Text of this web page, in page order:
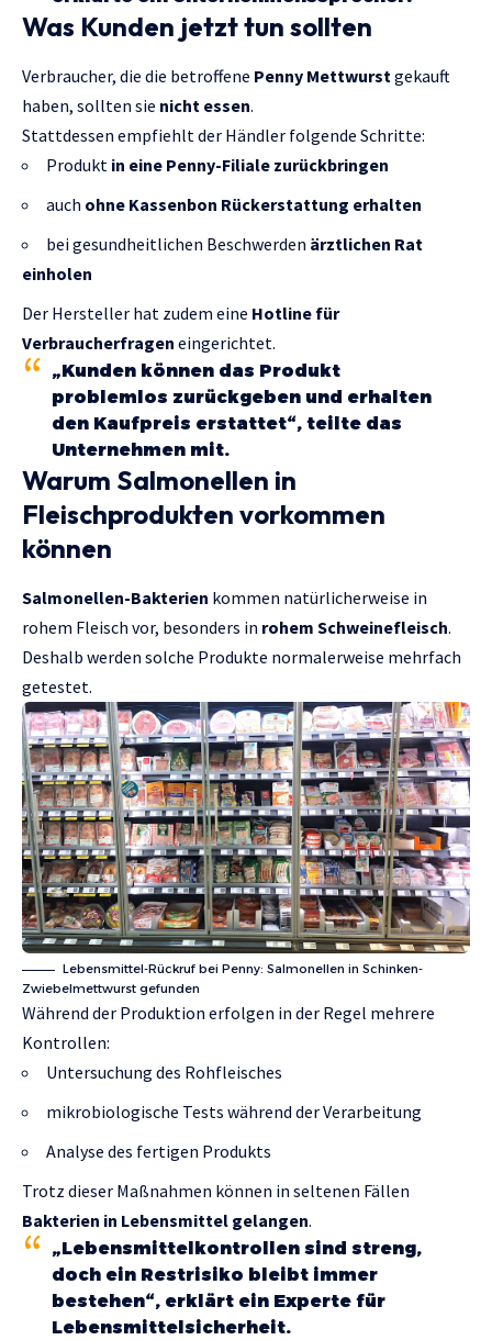
Was Kunden jetzt tun sollten
Verbraucher, die die betroffene Penny Mettwurst gekauft
haben, sollten sie nicht essen.
Stattdessen empfiehlt der Händler folgende Schritte:
Produkt in eine Penny-Filiale zurückbringen
auch ohne Kassenbon Rückerstattung erhalten
bei gesundheitlichen Beschwerden ärztlichen Rat
einholen
Der Hersteller hat zudem eine Hotline für
Verbraucherfragen eingerichtet.
„Kunden können das Produkt
problemlos zurückgeben und erhalten
den Kaufpreis erstattet“, teilte das
Unternehmen mit.
Warum Salmonellen in
Fleischprodukten vorkommen
können
Salmonellen-Bakterien kommen natürlicherweise in
rohem Fleisch vor, besonders in rohem Schweinefleisch.
Deshalb werden solche Produkte normalerweise mehrfach
getestet.
Lebensmittel-Rückruf bei Penny: Salmonellen in Schinken-
Zwiebelmettwurst gefunden
Während der Produktion erfolgen in der Regel mehrere
Kontrollen:
Untersuchung des Rohfleisches
mikrobiologische Tests während der Verarbeitung
Analyse des fertigen Produkts
Trotz dieser Maßnahmen können in seltenen Fällen
Bakterien in Lebensmittel gelangen.
„Lebensmittelkontrollen sind streng,
doch ein Restrisiko bleibt immer
bestehen“, erklärt ein Experte für
Lebensmittelsicherheit.